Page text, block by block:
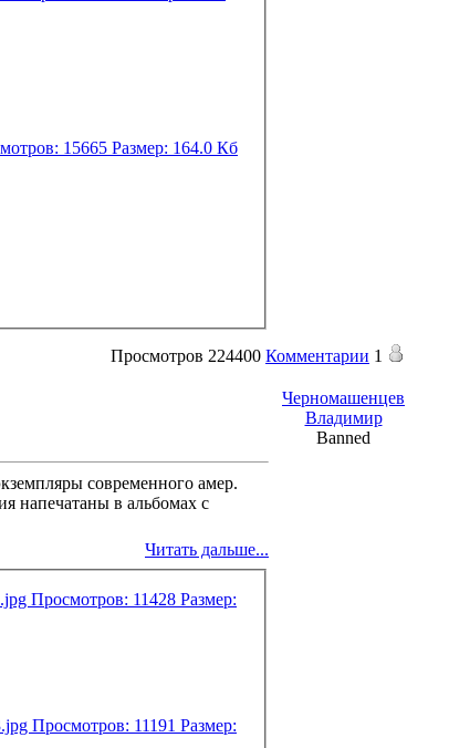
Просмотров 224400 Комментарии 1
современного амер.
напечатаны в альбомах с
Читать дальше...
Черномашенцев
Владимир
Banned